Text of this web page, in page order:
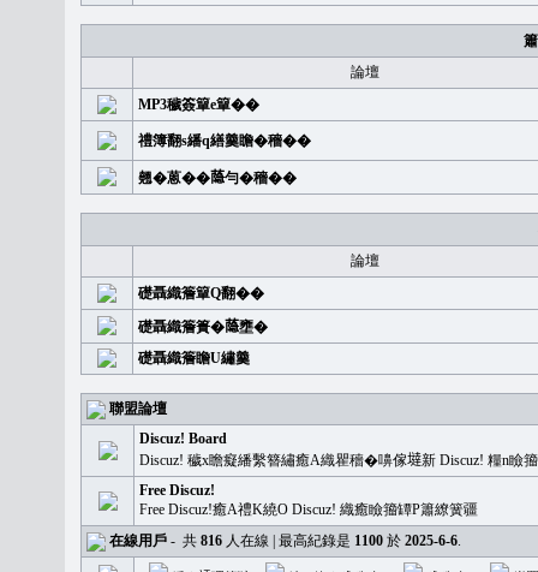
論壇
MP3穢簽簞e簞��
禮簿翻s繙q繕羹瞻�穡��
翹�蒽��𦻕勻�穡��
論壇
礎聶織簷簞Q翻��
礎聶織簷簣�𦻕壅�
礎聶織簷瞻U繡羹
聯盟論壇
Discuz! Board
Discuz! 穢x瞻癡繙繫簪繡癒A織瞿穡�嚊傢𡐿新 Discuz! 糧n
Free Discuz!
Free Discuz!癒A禮K繞O Discuz! 織癒瞼籀罈P簫繚簧疆
在線用戶 - 共 816 人在線 | 最高紀錄是 1100 於 2025-6-6.